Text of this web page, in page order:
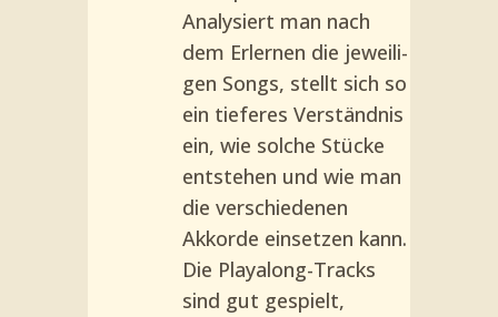
Analysiert man nach
dem Erlernen die jeweili­
gen Songs, stellt sich so
ein tie­feres Verständnis
ein, wie solche Stücke
entstehen und wie man
die verschiedenen
Akkorde ein­setzen kann.
Die Playalong-Tracks
sind gut gespielt,